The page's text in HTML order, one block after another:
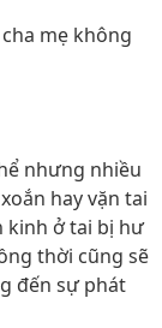
mẹ không
nhưng nhiều
hay vặn tai
kinh ở tai bị hư
thời cũng sẽ
đến sự phát